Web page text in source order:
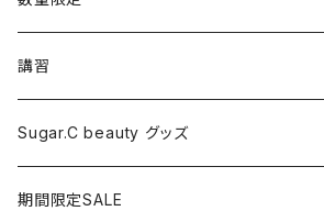
マッサージ
ドライヤー
脱毛器
講習
Sugar.C beauty グッズ
期間限定SALE